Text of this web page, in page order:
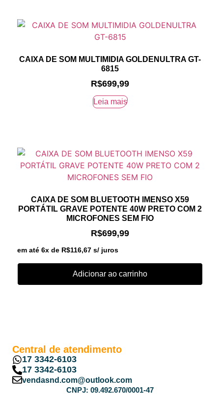
CAIXA DE SOM MULTIMIDIA GOLDENULTRA GT-
6815
R$699,99
Leia mais
CAIXA DE SOM BLUETOOTH IMENSO X59
PORTÁTIL GRAVE POTENTE 40W PRETO COM 2
MICROFONES SEM FIO
R$699,99
em até 6x de R$116,67 s/ juros
Adicionar ao carrinho
Central de atendimento
17 3342-6103
17 3342-6103
vendasnd.com@outlook.com
CNPJ: 09.492.670/0001-47